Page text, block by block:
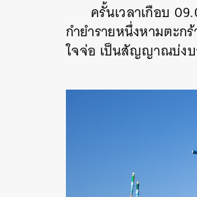
ครั้นเวลาเกือบ
กำยำรายหนึ่งหามตะก
ใจจ่อ เป็นสัญญาณบ่งบ